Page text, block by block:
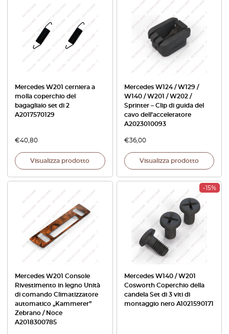
Mercedes W201 cerniera a
molla coperchio del
bagagliaio set di 2
A2017570129
€40,80
Visualizza prodotto
Mercedes W124 / W129 /
W140 / W201 / W202 /
Sprinter – Clip di guida del
cavo dell’acceleratore
A2023010093
€36,00
Visualizza prodotto
Mercedes W201 Console
Rivestimento in legno Unità
di comando Climatizzatore
automatico „Kammerer”
Zebrano / Noce
A2018300785
-15%
Mercedes W140 / W201
Cosworth Coperchio della
candela Set di 3 viti di
montaggio nero A1021590171